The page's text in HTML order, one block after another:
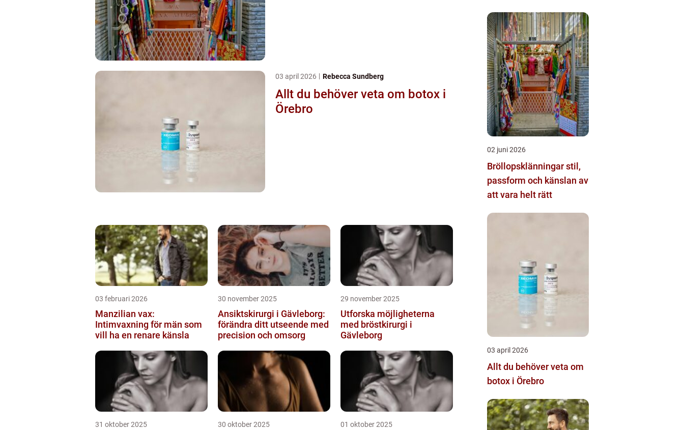
03 april 2026 Rebecca Sundberg
Allt du behöver veta om botox i
Örebro
03 februari 2026
Manzilian vax:
Intimvaxning för män som
vill ha en renare känsla
30 november 2025
Ansiktskirurgi i Gävleborg:
förändra ditt utseende med
precision och omsorg
29 november 2025
Utforska möjligheterna
med bröstkirurgi i
Gävleborg
31 oktober 2025 30 oktober 2025 01 oktober 2025
02 juni 2026
Bröllopsklänningar stil,
passform och känslan av
att vara helt rätt
03 april 2026
Allt du behöver veta om
botox i Örebro